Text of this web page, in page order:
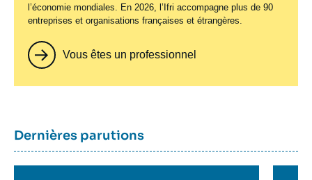
l’économie mondiales. En 2026, l’Ifri accompagne plus de 90
entreprises et organisations françaises et étrangères.
Vous êtes un professionnel
Titre
container
Dernières parutions